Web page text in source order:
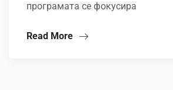
програмата се фокусира
Read More